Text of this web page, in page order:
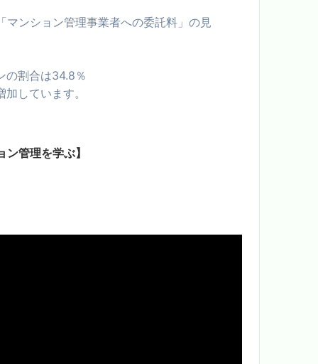
ンション管理事業者への委託料」の見
の割合は34.8％
しています。
ン管理を学ぶ】